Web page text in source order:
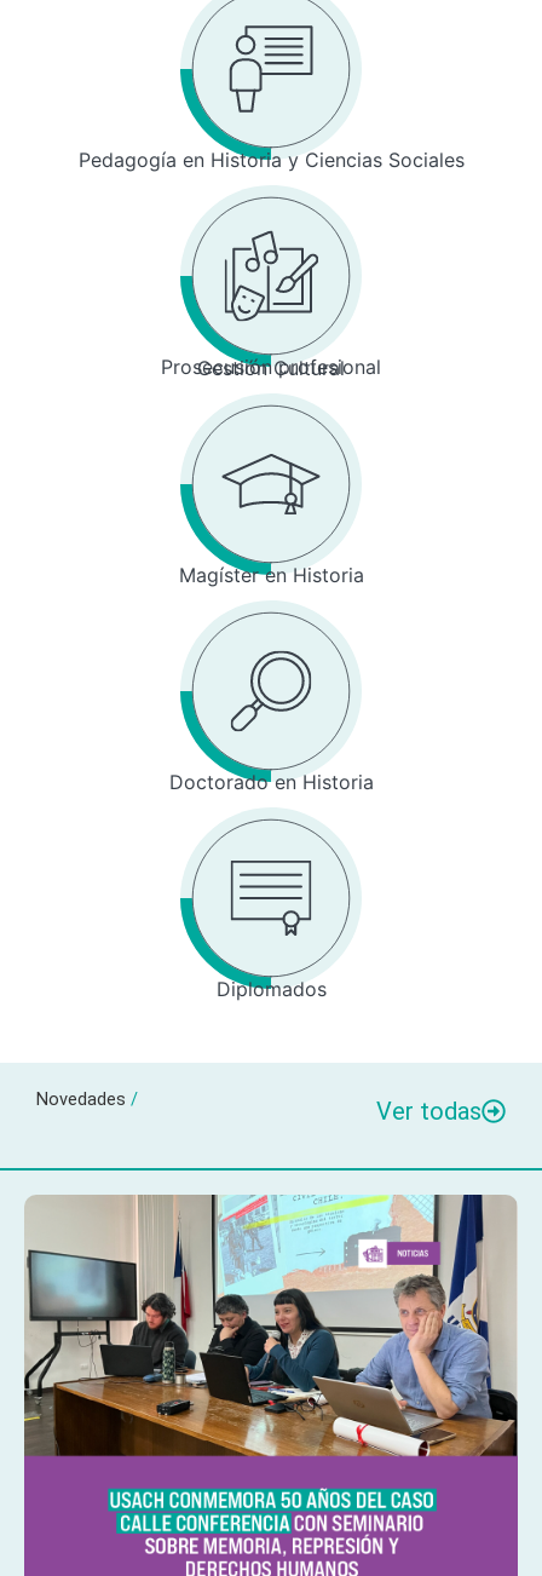
Pedagogía en Historia y Ciencias Sociales
Prosecusión profesional
Gestión Cultural
Magíster en Historia
Doctorado en Historia
Diplomados
Novedades / Ver todas